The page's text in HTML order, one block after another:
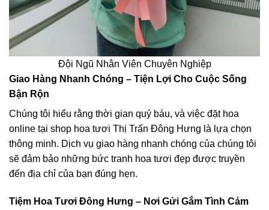
Đội Ngũ Nhân Viên Chuyên Nghiệp
Giao Hàng Nhanh Chóng – Tiện Lợi Cho Cuộc Sống
Bận Rộn
Chúng tôi hiểu rằng thời gian quý báu, và việc đặt hoa
online tại shop hoa tươi Thị Trấn Đông Hưng là lựa chọn
thông minh. Dịch vụ giao hàng nhanh chóng của chúng tôi
sẽ đảm bảo những bức tranh hoa tươi đẹp được truyền
đến địa chỉ của bạn đúng hẹn.
Tiệm Hoa Tươi Đông Hưng – Nơi Gửi Gắm Tình Cảm